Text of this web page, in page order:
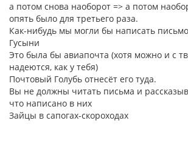
а потом снова наоборот => а потом
опять было для третьего раза.
Как-нибудь мы могли бы написать
Гусыни
Это была бы авиапочта (хотя можно и с
надеются, как у тебя)
Почтовый Голубь отнесёт его туда.
Вы не должны читать письма и
что написано в них
Зайцы в сапогах-скороходах